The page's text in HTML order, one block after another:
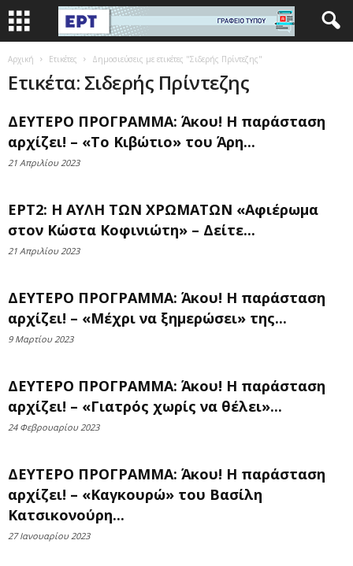
Αρχική Ετικέτες Δημοσιεύσεις με ετικέτες "Σιδερής Πρίντεζης"
Ετικέτα: Σιδερής Πρίντεζης
ΔΕΥΤΕΡΟ ΠΡΟΓΡΑΜΜΑ: Άκου! Η παράσταση
αρχίζει! – «Το Κιβώτιο» του Άρη...
21 Απριλίου 2023
ΕΡΤ2: Η ΑΥΛΗ ΤΩΝ ΧΡΩΜΑΤΩΝ «Αφιέρωμα
στον Κώστα Κοφινιώτη» – Δείτε...
21 Απριλίου 2023
ΔΕΥΤΕΡΟ ΠΡΟΓΡΑΜΜΑ: Άκου! Η παράσταση
αρχίζει! – «Μέχρι να ξημερώσει» της...
9 Μαρτίου 2023
ΔΕΥΤΕΡΟ ΠΡΟΓΡΑΜΜΑ: Άκου! Η παράσταση
αρχίζει! – «Γιατρός χωρίς να θέλει»...
24 Φεβρουαρίου 2023
ΔΕΥΤΕΡΟ ΠΡΟΓΡΑΜΜΑ: Άκου! Η παράσταση
αρχίζει! – «Καγκουρώ» του Βασίλη
Κατσικονούρη...
27 Ιανουαρίου 2023